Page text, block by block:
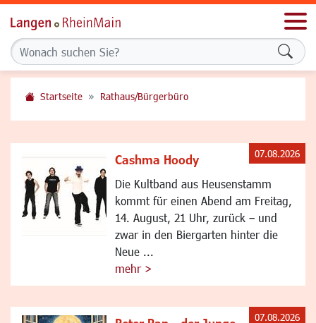
Startseite Rathaus/Bürgerbüro
Cashma Hoody
Die Kultband aus Heusenstamm
kommt für einen Abend am Freitag,
14. August, 21 Uhr, zurück – und
zwar in den Biergarten hinter die
Neue ...
mehr >
07.08.2026
07.08.2026